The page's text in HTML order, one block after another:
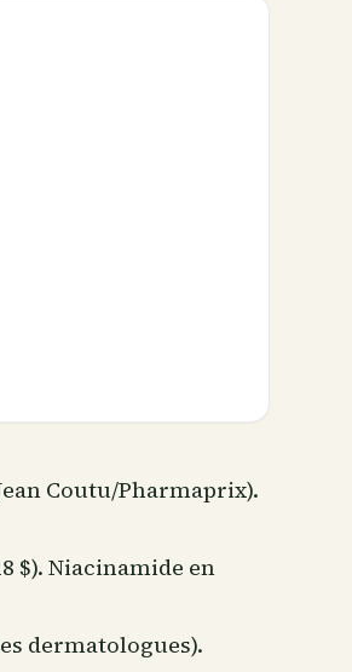
Coutu/Pharmaprix).
$). Niacinamide en
dermatologues).